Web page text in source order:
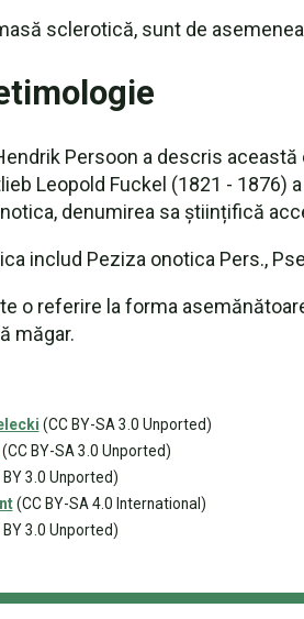
sclerotică, sunt de
Persoon a descris
Leopold Fuckel (1821 -
denumirea sa științifică
includ Peziza onotica Pers.,
o referire la forma
măgar.
(CC BY-SA 3.0 Unported)
(CC BY-SA 3.0 Unported)
3.0 Unported)
(CC BY-SA 4.0 International)
3.0 Unported)